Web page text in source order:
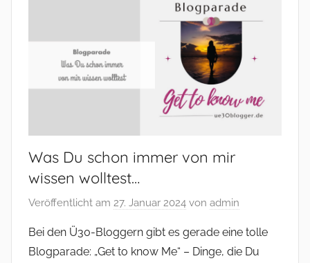
Was Du schon immer von mir
wissen wolltest…
Veröffentlicht am 27. Januar 2024 von admin
Bei den Ü30-Bloggern gibt es gerade eine tolle
Blogparade: „Get to know Me“ – Dinge, die Du